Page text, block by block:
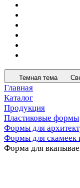
Темная тема
Главная
Каталог
Продукция
Пластиковые формы
Формы для
Формы для скамеек
Форма для